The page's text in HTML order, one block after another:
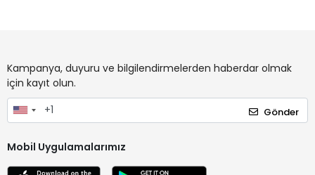
Kampanya, duyuru ve bilgilendirmelerden haberdar olmak
için kayıt olun.
Gönder
Mobil Uygulamalarımız